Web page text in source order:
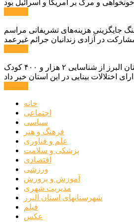
جایگزینی هزینه‌های تشریفاتی مراسم
در آزادی زندانیان جرائم غیرعمد
مدیر کل بهزیستی استان البرز از شناسایی ۲ هزار و ۴۰۰ کودک
خانه
اجتماعی
سیاسی
فرهنگ و هنر
علم و فناوری
پزشکی و سلامت
اقتصادی
ورزشی
آموزش و پرورش
مدیریت شهری
شهرستانهای استان البرز
فیلم
عکس